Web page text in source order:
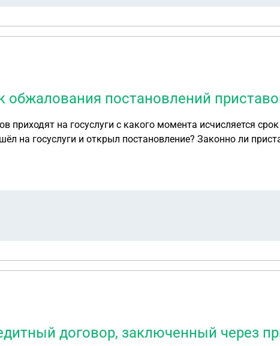
постановлений
приходят на госуслуги с какого момента исчисляется
на госуслуги и открыл постановление? Законно ли
договор, заключенный через